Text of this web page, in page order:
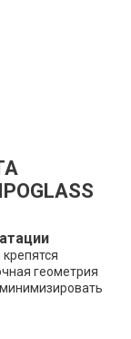
геометрия